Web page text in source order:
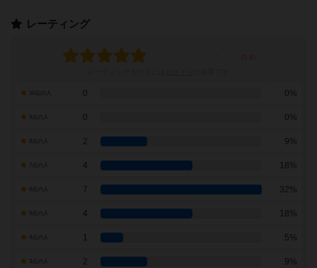
レーティング
0 0%
0 0%
2 9%
7点の人 4 18%
7 32%
4 18%
1 5%
2 9%